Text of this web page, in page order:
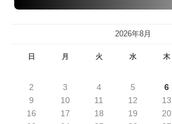
2026年8月
日 月 火 水 木
2
3 4 5 6
9
10 11 12 13
16
17 18 19 20